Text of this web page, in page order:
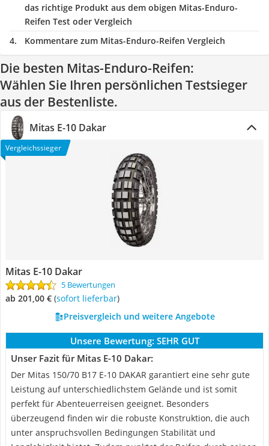
das richtige Produkt aus dem obigen Mitas-Enduro-
Reifen Test oder Vergleich
Kommentare zum Mitas-Enduro-Reifen Vergleich
Die besten Mitas-Enduro-Reifen:
Wählen Sie Ihren persönlichen Testsieger
aus der Bestenliste.
Mitas E-10 Dakar
Vergleichssieger
Mitas E-10 Dakar
5 Bewertungen
ab 201,00 € ( Sofort lieferbar)
Preisvergleich und weitere Angebote
Unsere Bewertung: SEHR GUT
Unser Fazit für Mitas E-10 Dakar:
Der Mitas 150/70 B17 E-10 DAKAR garantiert eine sehr gute
Leistung auf unterschiedlichstem Gelände und ist somit
perfekt für Abenteuerreisen geeignet. Besonders
überzeugend finden wir die robuste Konstruktion, die auch
unter anspruchsvollen Bedingungen Stabilität und